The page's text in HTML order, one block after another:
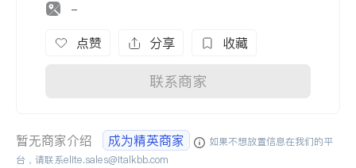
-
点赞 分享 收藏
联系商家
暂无商家介绍 成为精英商家
如果不想放置信息在我们的平
台，请联系elite.sales@italkbb.com